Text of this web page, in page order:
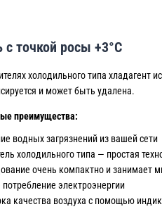
точкой росы +3°C
холодильного типа хладагент
и может быть удалена.
преимущества:
водных загрязнений из вашей сети
холодильного типа — простая
очень компактно и занимает
потребление электроэнергии
качества воздуха с помощью